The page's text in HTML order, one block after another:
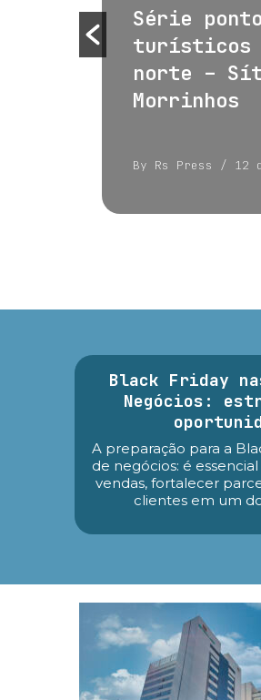
Série
turísticos
norte –
Morrinhos
By Rs Press / 12
Black Friday
Negócios:
A preparação para a
de negócios: é
vendas, fortalecer
clientes em um